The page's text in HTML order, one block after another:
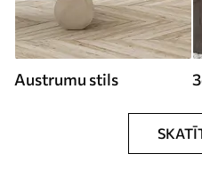
Austrumu stils